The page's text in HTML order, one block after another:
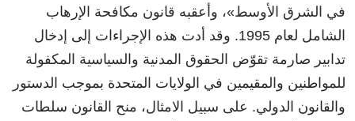
في الشرق الأوسط»، وأعقبه قانون مكافحة الإرهاب
الشامل لعام 1995. وقد أدت هذه الإجراءات إلى إدخال
تدابير صارمة تقوّض الحقوق المدنية والسياسية المكفولة
للمواطنين والمقيمين في الولايات المتحدة بموجب الدستور
والقانون الدولي. على سبيل الامثال، منح القانون سلطات